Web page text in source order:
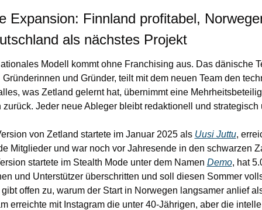
Expansion: Finnland profitabel,
als nächstes Projekt
Modell kommt ohne Franchising aus. Das dänische
und Gründer, teilt mit dem neuen Team den
was Zetland gelernt hat, übernimmt eine
zurück. Jeder neue Ableger bleibt redaktionell und strategisch
von Zetland startete im Januar 2025 als Uusi Juttu,
Mitglieder und war noch vor Jahresende in den schwarzen
startete im Stealth Mode unter dem Namen Demo, hat
und Unterstützer überschritten und soll diesen Sommer
offen zu, warum der Start in Norwegen langsamer anlief
erreichte mit Instagram die unter 40-Jährigen, aber die